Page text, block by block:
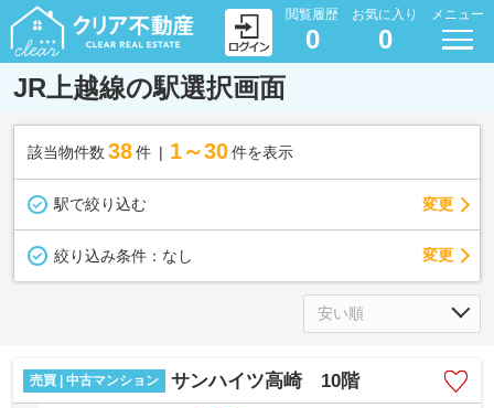
閲覧履歴
0
お気に入り
0
メニュー
JR上越線の駅選択画面
該当物件数 38件 1～30 件を表示
駅で絞り込む 変更
絞り込み条件： なし 変更
売買 | 中古マンション サンハイツ高崎 10階